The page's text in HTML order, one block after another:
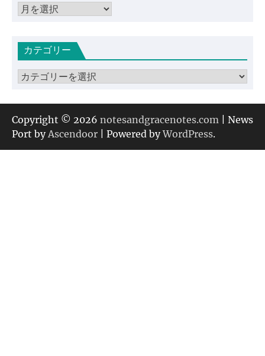
ア
イカテゴリー
カ
ゴ
リ
ー
Copyright © 2026 notesandgracenotes.com | News
Port by Ascendoor | Powered byWordPress.